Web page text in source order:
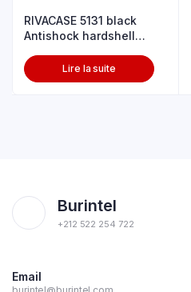
RIVACASE 5131 black
Antishock hardshell
Lire la suite
Burintel
+212 522 254 722
Email